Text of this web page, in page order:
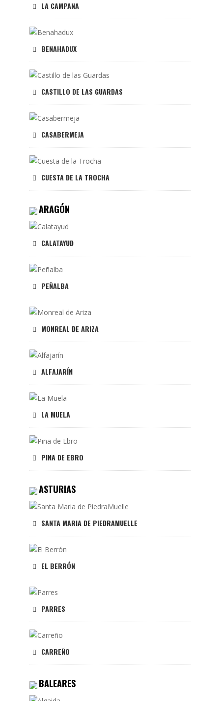
LA CAMPANA
BENAHADUX
CASTILLO DE LAS GUARDAS
CASABERMEJA
CUESTA DE LA TROCHA
ARAGÓN
CALATAYUD
PEÑALBA
MONREAL DE ARIZA
ALFAJARÍN
LA MUELA
PINA DE EBRO
ASTURIAS
SANTA MARIA DE PIEDRAMUELLE
EL BERRÓN
PARRES
CARREÑO
BALEARES